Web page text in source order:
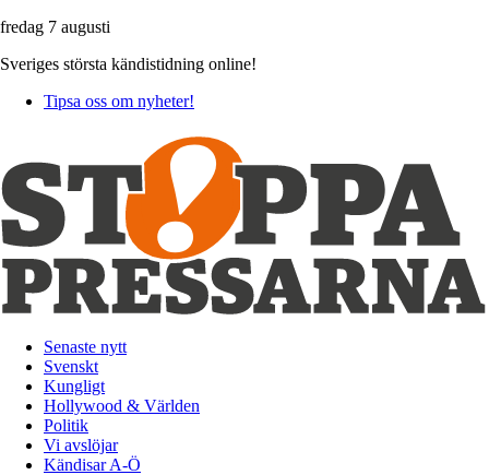
fredag 7 augusti
Sveriges största kändistidning online!
Tipsa oss om nyheter!
Senaste nytt
Svenskt
Kungligt
Hollywood & Världen
Politik
Vi avslöjar
Kändisar A-Ö